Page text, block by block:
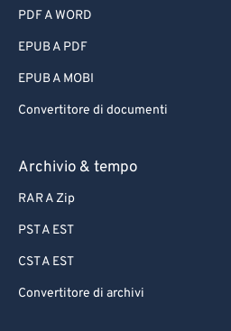
PDF A WORD
EPUB A PDF
EPUB A MOBI
Convertitore di documenti
Archivio & tempo
RAR A Zip
PST A EST
CST A EST
Convertitore di archivi